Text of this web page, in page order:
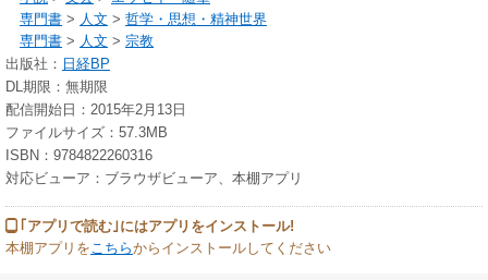
専門書 > 人文 > 哲学・思想・精神世界
専門書 > 人文 > 宗教
出版社： 日経BP
DL期限：無期限
配信開始日：2015年2月13日
ファイルサイズ：57.3MB
ISBN：9784822260316
対応ビューア：ブラウザビューア、本棚アプリ
｢アプリで読む｣にはアプリをインストール!
本棚アプリをこちらからインストールしてください